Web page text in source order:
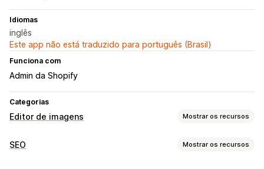
Idiomas
inglês
Este app não está traduzido para português (Brasil)
Funciona com
Admin da Shopify
Categorias
Editor de imagens Mostrar os recursos
Otimização de imagens
SEO Mostrar os recursos